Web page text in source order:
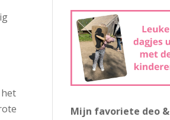
Mijn favoriete deo &